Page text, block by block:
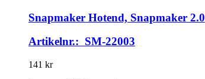
Snapmaker Hotend, Snapmaker 2.0
Artikelnr.: SM-22003
141 kr